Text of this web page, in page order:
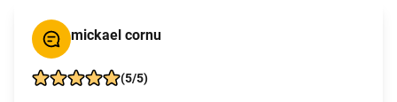
mickael cornu
(5/5)